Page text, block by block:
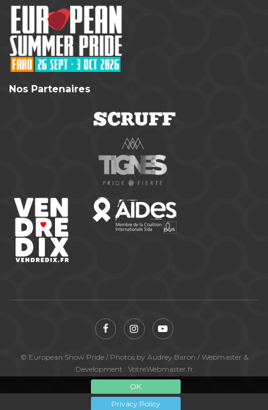
OK
Privacy Policy
Nos Partenaires
© European Snow Pride / Photos by Audrey Baron / Webmaster &
Development : VotreWebmaster.fr